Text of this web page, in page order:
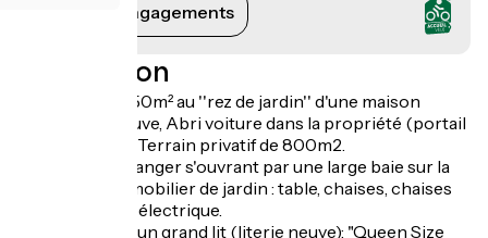
Voir ses engagements
Description
Appartement 50m² au ''rez de jardin'' d'une maison
individuelle neuve, Abri voiture dans la propriété (portail
avec digicode). Terrain privatif de 800m2.
Salon, salle à manger s'ouvrant par une large baie sur la
terrasse avec mobilier de jardin : table, chaises, chaises
longues et grill électrique.
Chambre avec un grand lit (literie neuve): "Queen Size